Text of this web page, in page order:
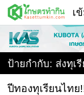
Skip
content
พืช
หน้าแรก
แวดวงเกษตร
เ
ป้ายกำกับ: ส่งทุเ
ปีทองทุเรียนไทย